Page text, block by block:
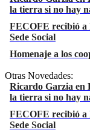
la tierra si no hay
FECOFE recibió a
Sede Social
Homenaje a los
Otras Novedades:
Ricardo Garzia en
la tierra si no hay
FECOFE recibió a
Sede Social